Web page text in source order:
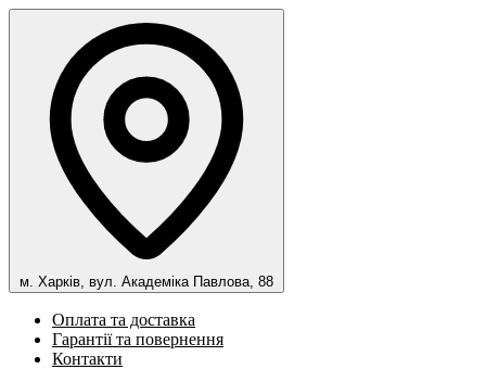
м. Харків, вул. Академіка Павлова, 88
Оплата та доставка
Гарантії та повернення
Контакти